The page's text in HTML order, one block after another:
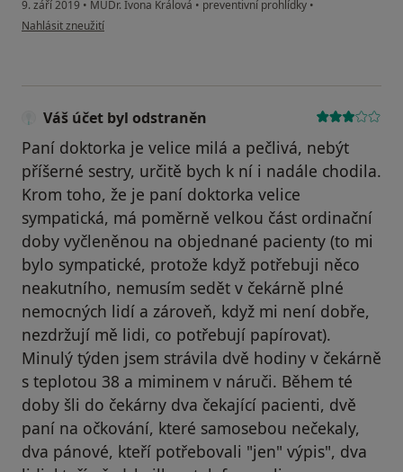
9. září 2019 • MUDr. Ivona Králová • preventivní prohlídky •
podle názoru uživatele Váš účet byl odstraněn
Nahlásit zneužití
Váš účet byl odstraněn
Paní doktorka je velice milá a pečlivá, nebýt
příšerné sestry, určitě bych k ní i nadále chodila.
Krom toho, že je paní doktorka velice
sympatická, má poměrně velkou část ordinační
doby vyčleněnou na objednané pacienty (to mi
bylo sympatické, protože když potřebuji něco
neakutního, nemusím sedět v čekárně plné
nemocných lidí a zároveň, když mi není dobře,
nezdržují mě lidi, co potřebují papírovat).
Minulý týden jsem strávila dvě hodiny v čekárně
s teplotou 38 a miminem v náruči. Během té
doby šli do čekárny dva čekající pacienti, dvě
paní na očkování, které samosebou nečekaly,
dva pánové, kteří potřebovali "jen" výpis", dva